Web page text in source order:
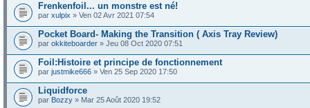
Frenkenfoil... un monstre est né!
par xulpix » Ven 02 Avr 2021 07:54
Pocket Board- Making the Transition ( Axis Tray Review)
par okkiteboarder » Jeu 08 Oct 2020 07:51
Foil:Histoire et principe de fonctionnement
par justmike666 » Ven 25 Sep 2020 17:50
Liquidforce
par Bozzy » Mar 25 Août 2020 19:52